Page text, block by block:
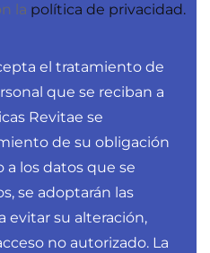
la política de privacidad.
el tratamiento de
que se reciban a
Revitae se
de su obligación
los datos que se
se adoptarán las
evitar su alteración,
no autorizado. La